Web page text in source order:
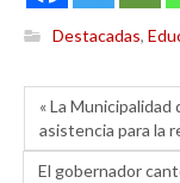
Destacadas,
« La Municipalidad
asistencia para la
El gobernador